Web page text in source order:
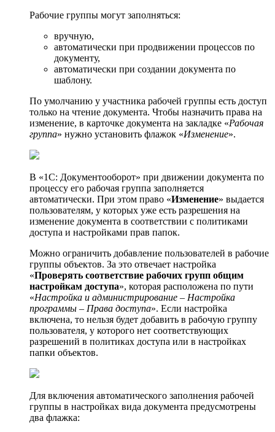
Рабочие группы могут заполняться:
вручную,
автоматически при продвижении процессов по
документу,
автоматически при создании документа по
шаблону.
По умолчанию у участника рабочей группы есть доступ
только на чтение документа. Чтобы назначить права на
изменение, в карточке документа на закладке «Рабочая
группа» нужно установить флажок «Изменение».
В «1С: Документооборот» при движении документа по
процессу его рабочая группа заполняется
автоматически. При этом право «Изменение» выдается
пользователям, у которых уже есть разрешения на
изменение документа в соответствии с политиками
доступа и настройками прав папок.
Можно ограничить добавление пользователей в рабочие
группы объектов. За это отвечает настройка
«Проверять соответствие рабочих групп общим
настройкам доступа», которая расположена по пути
«Настройка и администрирование – Настройка
программы – Права доступа». Если настройка
включена, то нельзя будет добавить в рабочую группу
пользователя, у которого нет соответствующих
разрешений в политиках доступа или в настройках
папки объектов.
Для включения автоматического заполнения рабочей
группы в настройках вида документа предусмотрены
два флажка: